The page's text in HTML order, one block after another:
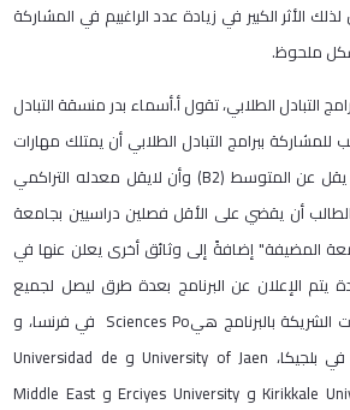
الأثر الكبير في زيادة عدد الراغبيم في المشاركة
التبادل الطلابي، تقول أ.أسماء بدر منسقة التبادل
ببرامج التبادل الطلابي أن يمتلك مهارات
باللغة الانجليزية بمستوى لا يقل عن المتوسط (B2) وأن لايقل معدله التراكمي
80% وعلى الطالب أن يقضي على الأقل فصلين دراسيين بجامعة
المضيفة" إضافةً إلى وثائق أخرى يعلن عنها في
يتم الإعلان عن البرنامج بعدة طرق ليصل لجميع
الطلبة، لافتةً إلى أن الجامعات الشريكة بالبرنامج هيSciences Po في فرنسا، و
Vrije Universiteit Brussel في بلجيكا، University of Jaen و Universidad de
Granada في اسبانيا، Kirikkale University و Erciyes University و Middle East